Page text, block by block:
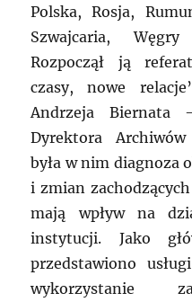
Polska, Rosja,
Szwajcaria,
Rozpoczął ją
czasy, nowe
Andrzeja Biernata
Dyrektora
była w nim diagnoza
i zmian
mają wpływ na
instytucji. Jako
przedstawiono
wykorzystanie